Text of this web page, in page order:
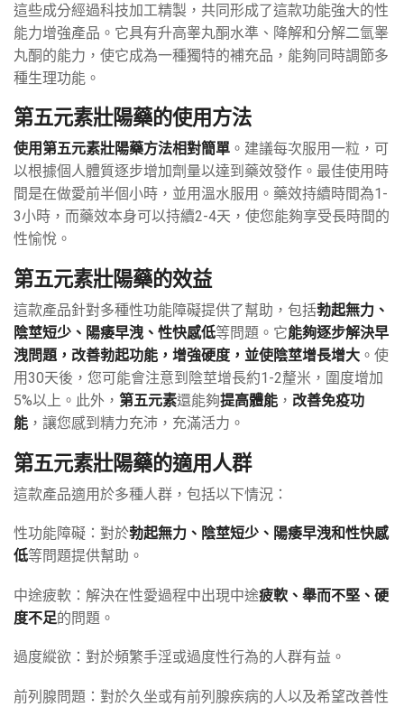
這些成分經過科技加工精製，共同形成了這款功能強大的性
能力增強產品。它具有升高睾丸酮水準、降解和分解二氫睾
丸酮的能力，使它成為一種獨特的補充品，能夠同時調節多
種生理功能。
第五元素壯陽藥的使用方法
使用第五元素壯陽藥方法相對簡單 。建議每次服用一粒，可
以根據個人體質逐步增加劑量以達到藥效發作。最佳使用時
間是在做愛前半個小時，並用溫水服用。藥效持續時間為1-
3小時，而藥效本身可以持續2-4天，使您能夠享受長時間的
性愉悅。
第五元素壯陽藥的效益
這款產品針對多種性功能障礙提供了幫助，包括勃起無力、
陰莖短少、陽痿早洩、性快感低等問題。它能夠逐步解決早
洩問題，改善勃起功能，增強硬度，並使陰莖增長增大 。使
用30天後，您可能會注意到陰莖增長約1-2釐米，圍度增加
5%以上。此外， 第五元素還能夠提高體能 ， 改善免疫功
能 ，讓您感到精力充沛，充滿活力。
第五元素壯陽藥的適用人群
這款產品適用於多種人群，包括以下情況：
性功能障礙：對於勃起無力、陰莖短少、陽痿早洩和性快感
低等問題提供幫助。
中途疲軟：解決在性愛過程中出現中途疲軟、舉而不堅、硬
度不足的問題。
過度縱欲：對於頻繁手淫或過度性行為的人群有益。
前列腺問題：對於久坐或有前列腺疾病的人以及希望改善性